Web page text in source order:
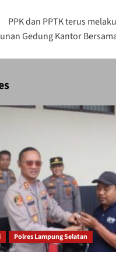
PPK dan PPTK terus
Gedung Kantor
Polres Lampung Selatan